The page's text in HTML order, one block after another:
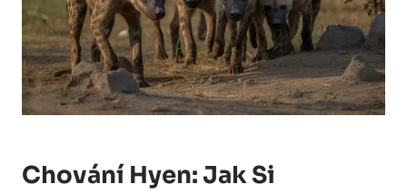
Chování Hyen: Jak Si